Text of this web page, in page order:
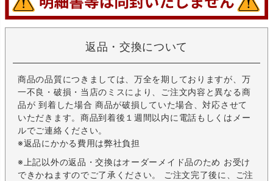
返品・交換について
商品の品質につきましては、万全を期しておりますが、万
一不良・破損・当店のミスにより、ご注文内容と異なる商
品が 到着した場合 商品が破損していた場合、対応させて
いただきます。商品到着後１週間以内に電話もしくはメー
ルでご連絡ください。
※返品にかかる費用は弊社負担
※上記以外の返品・交換はオーダーメイド品のため お受け
できかねますのでご了承ください。 ご注文完了後に、ご注